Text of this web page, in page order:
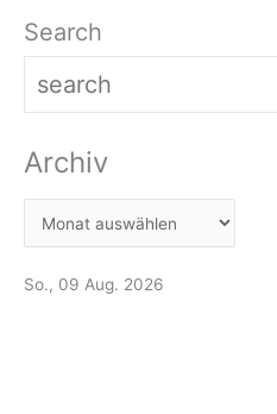
Search
Archiv
So., 09 Aug. 2026